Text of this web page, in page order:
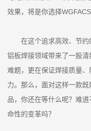
效果，将是你选择
在这个追求高效、节
铝板焊接领域带来了一股
难题，更在保证焊接质量
力。那么，面对这样一款
品，你还在等什么呢？难
命性的变革吗？